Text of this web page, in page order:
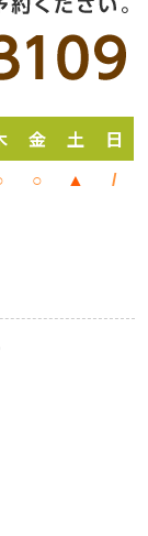
金 土 日
○ ▲ /